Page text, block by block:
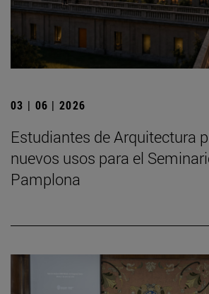
03 | 06 | 2026
Estudiantes de Arquitectura
nuevos usos para el
Pamplona